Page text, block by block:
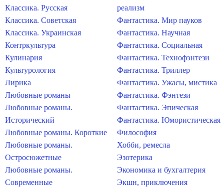
Классика. Русская
Классика. Советская
Классика. Украинская
Контркультура
Кулинария
Культурология
Лирика
Любовные романы
Любовные романы.
Исторический
Любовные романы. Короткие
Любовные романы.
Остросюжетные
Любовные романы.
Современные
реализм
Фантастика. Мир пауков
Фантастика. Научная
Фантастика. Социальная
Фантастика. Технофэнтези
Фантастика. Триллер
Фантастика. Ужасы, мистика
Фантастика. Фэнтези
Фантастика. Эпическая
Фантастика. Юмористическая
Философия
Хобби, ремесла
Эзотерика
Экономика и бухгалтерия
Экшн, приключения